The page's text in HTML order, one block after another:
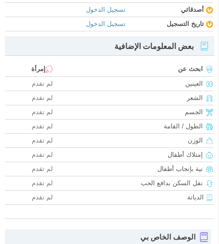
أصدقائي
تسجيل الدخول
تاريخ التسجيل
تسجيل الدخول
بعض المعلومات الإضافية
ابحث عن
إمرأة
العينين
لم تقدم
الشعر
لم تقدم
الجسم
لم تقدم
الطول / القامة
لم تقدم
الوزن
لم تقدم
إمتلاك أطفال
لم تقدم
نية بإنجاب أطفال
لم تقدم
نقل السكن بدافع الحب
لم تقدم
الديانة
لم تقدم
الوصف الخاص بي